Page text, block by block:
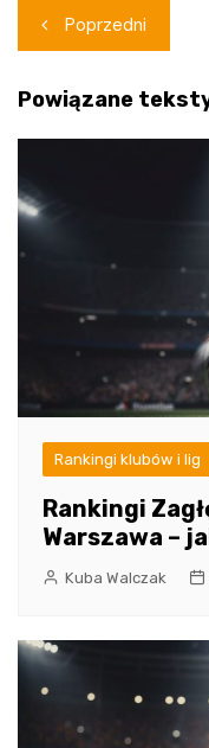
Nawigacja
wpisu
Poprzedni
Powiązane
Rankingi klubów i lig
Rankingi
Warszawa –
Kuba Walczak